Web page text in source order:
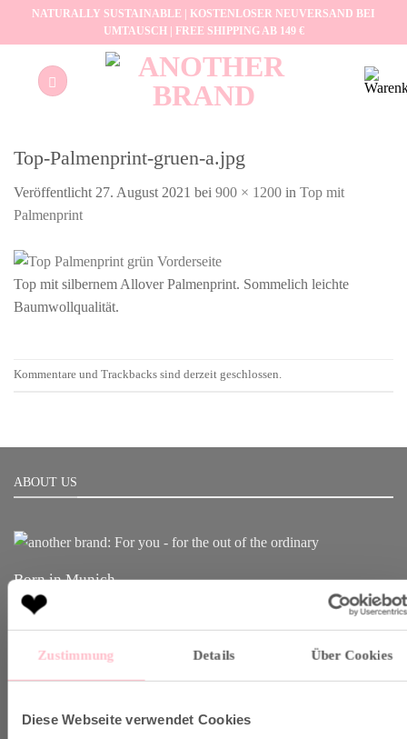
Zustimmung Details Über Cookies
Diese Webseite verwendet Cookies
NATURALLY SUSTAINABLE | KOSTENLOSER NEUVERSAND BEI
UMTAUSCH | FREE SHIPPING AB 149 €
Top-Palmenprint-gruen-a.jpg
Veröffentlicht 27. August 2021 bei 900 × 1200 in Top mit
Palmenprint
Top mit silbernem Allover Palmenprint. Sommelich leichte
Baumwollqualität.
Kommentare und Trackbacks sind derzeit geschlossen.
ABOUT US
Born in Munich.
Inspiring Designs.
Naturally sustainable.